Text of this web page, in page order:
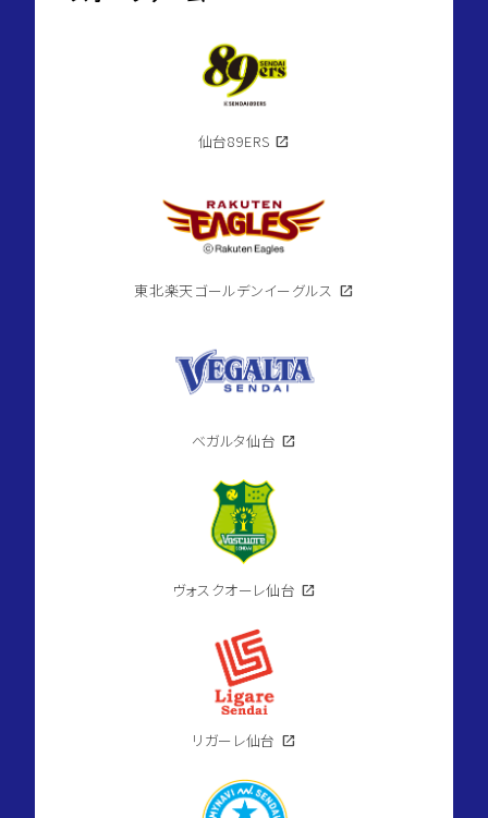
仙台89ERS open_in_new
東北楽天ゴールデンイーグルス open_in_new
ベガルタ仙台 open_in_new
ヴォスクオーレ仙台 open_in_new
リガーレ仙台 open_in_new